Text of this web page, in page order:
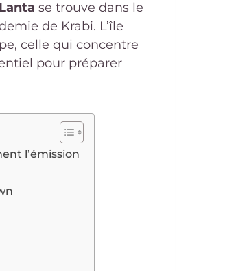
se trouve dans le
de Krabi. L’île
celle qui concentre
pour préparer
l’émission